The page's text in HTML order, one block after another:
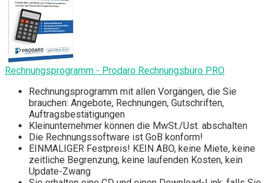
Rechnungsprogramm - Prodaro Rechnungsbüro PRO
Rechnungsprogramm mit allen Vorgängen, die Sie
brauchen: Angebote, Rechnungen, Gutschriften,
Auftragsbestätigungen
Kleinunternehmer können die MwSt./Ust. abschalten
Die Rechnungssoftware ist GoB konform!
EINMALIGER Festpreis! KEIN ABO, keine Miete, keine
zeitliche Begrenzung, keine laufenden Kosten, kein
Update-Zwang